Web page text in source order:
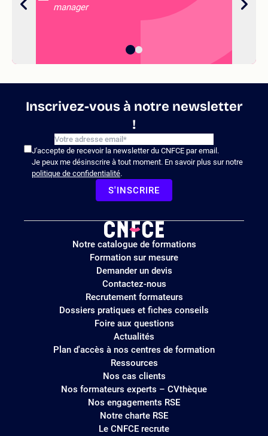
manager
Inscrivez-vous à notre newsletter
!
J'accepte de recevoir la newsletter du CNFCE par email.
Je peux me désinscrire à tout moment. En savoir plus sur notre
politique de confidentialité.
S'INSCRIRE
Logo
site
Notre catalogue de formations
Formation sur mesure
Demander un devis
Contactez-nous
Recrutement formateurs
Dossiers pratiques et fiches conseils
Foire aux questions
Actualités
Plan d'accès à nos centres de formation
Ressources
Nos cas clients
Nos formateurs experts – CVthèque
Nos engagements RSE
Notre charte RSE
Le CNFCE recrute